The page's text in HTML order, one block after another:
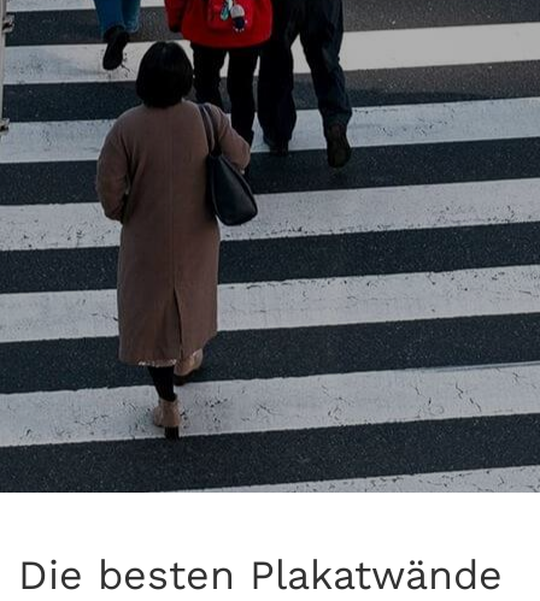
Die besten Plakatwände